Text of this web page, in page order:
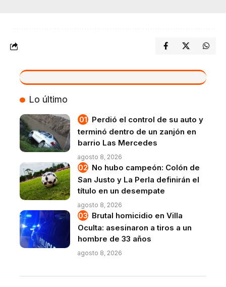
VIVO
Lo último
Perdió el control de su auto y
terminó dentro de un zanjón en
barrio Las Mercedes
agosto 8, 2026
No hubo campeón: Colón de
San Justo y La Perla definirán el
título en un desempate
agosto 8, 2026
Brutal homicidio en Villa
Oculta: asesinaron a tiros a un
hombre de 33 años
agosto 8, 2026